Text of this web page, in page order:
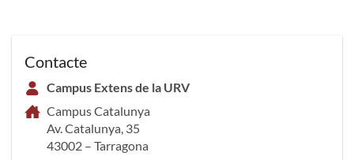
Contacte
Campus Extens de la URV
Campus Catalunya
Av. Catalunya, 35
43002 – Tarragona